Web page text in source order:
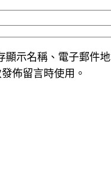
顯示名稱、電子郵件
佈留言時使用。